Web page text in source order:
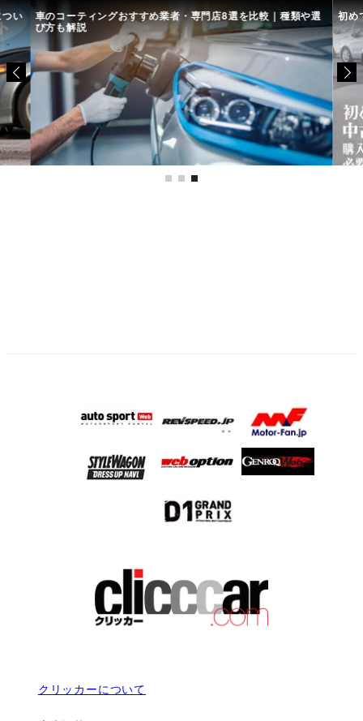
い 車のコーティングおすすめ業者・専門店8選を比較｜種類や選
び方も解説
初め
クリッカーについて